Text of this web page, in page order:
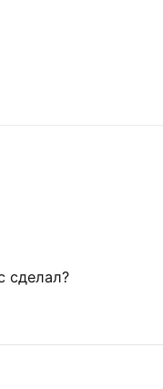
сделал?